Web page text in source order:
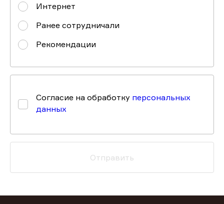
Интернет
Ранее сотрудничали
Рекомендации
Согласие на обработку персональных
данных
Отправить